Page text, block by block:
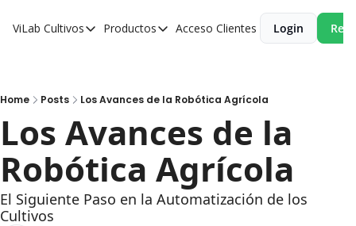
ViLab Cultivos
Cultivos
Olivos
Cítricos
Cerezos
Almendros
Productos
Productos
Estudio de Zonificación
Monitoreo Satelital de Cultivos
Acceso Clientes Login
Home Posts Los Avances de la Robótica Agrícola
Los Avances de la
Robótica Agrícola
El Siguiente Paso en la Automatización de los
Cultivos